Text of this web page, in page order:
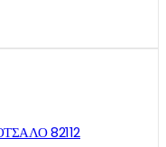
82112